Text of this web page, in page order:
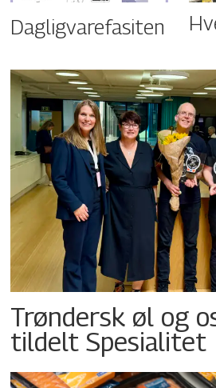
Dagligvarefasiten
Trøndersk øl og
tildelt Spesialitet